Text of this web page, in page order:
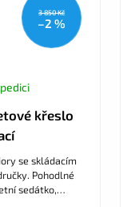
3 850 Kč
–2 %
křeslo
se skládacím
Pohodlné
sedátko,